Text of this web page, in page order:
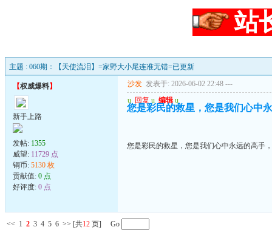
站
主题 : 060期：【天使流泪】=家野大小尾连准无错=已更新
【权威爆料】
新手上路
发帖: 1355
威望: 11729 点
铜币: 5130 枚
贡献值: 0 点
好评度: 0 点
沙发 发表于: 2026-06-02 22:48 ---
u 回复 u 编辑 u
您是彩民的救星，您是我们心中
您是彩民的救星，您是我们心中永远的高手
<< 1 2 3 4 5 6 >> [共12 页] Go